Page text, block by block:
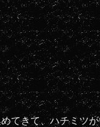
てきて、ハチミツ